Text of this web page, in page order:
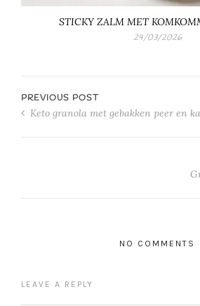
STICKY ZALM MET
24/03/2026
PREVIOUS POST
Keto granola met gebakken peer en
NO COMMENTS
LEAVE A REPLY